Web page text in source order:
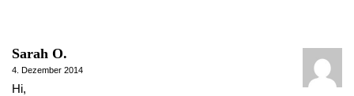
Sarah O.
4. Dezember 2014
Hi,